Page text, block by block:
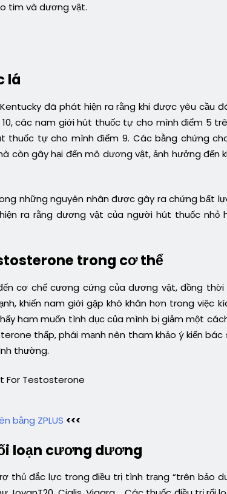
tim và dương vật.
lá
đã phát hiện ra rằng khi được yêu cầu
các nam giới hút thuốc tự cho mình điểm 5
thuốc tự cho mình điểm 9. Các bằng chứng
còn gây hại đến mô dương vật, ảnh hưởng đến
những nguyên nhân được gây ra chứng bất
ra rằng dương vật của người hút thuốc nhỏ
trong cơ thể
cơ chế cương cứng của dương vật, đồng thời
khiến nam giới gặp khó khăn hơn trong việc
ham muốn tình dục của mình bị giảm một
thấp, phái mạnh nên tham khảo ý kiến
thường.
bằng ZPLUS <<<
loạn cương dương
thủ đắc lực trong điều trị tình trạng “trên bảo